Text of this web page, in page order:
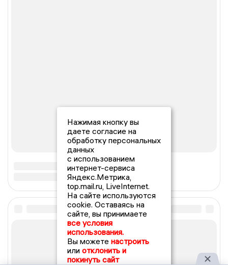
Нажимая кнопку вы
даете согласие на
обработку персональных
данных
с использованием
интернет-сервиса
Яндекс.Метрика,
top.mail.ru, LiveInternet.
На сайте используются
cookie. Оставаясь на
сайте, вы принимаете
все условия
использования.
Вы можете настроить
или отклонить и
покинуть сайт